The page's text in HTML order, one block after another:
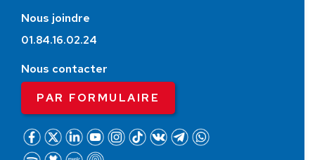
Nous joindre
01.84.16.02.24
Nous contacter
PAR FORMULAIRE